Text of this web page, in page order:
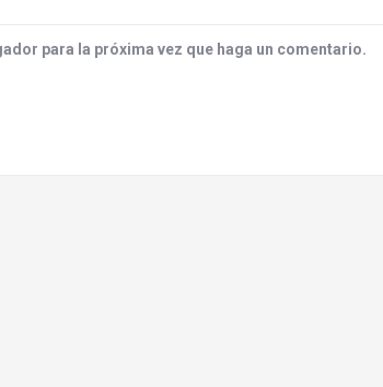
para la próxima vez que haga un comentario.